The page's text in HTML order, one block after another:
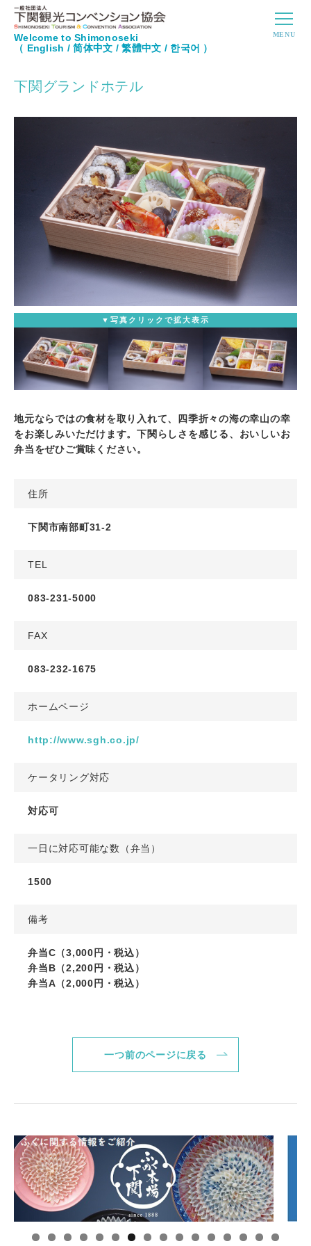
Welcome to Shimonoseki
（ English /简体中文 /繁體中文 / 한국어 ）
下関グランドホテル
▼写真クリックで拡大表示
地元ならではの食材を取り入れて、四季折々の海の幸山の幸
をお楽しみいただけます。下関らしさを感じる、おいしいお
弁当をぜひご賞味ください。
住所
下関市南部町31-2
TEL
083-231-5000
FAX
083-232-1675
ホームページ
http://www.sgh.co.jp/
ケータリング対応
対応可
一日に対応可能な数（弁当）
1500
備考
弁当C（3,000円・税込）
弁当B（2,200円・税込）
弁当A（2,000円・税込）
一つ前のページに戻る